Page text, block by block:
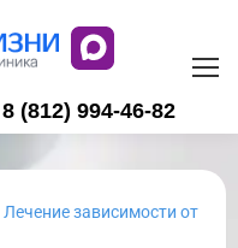
8 (812) 994-46-82
Лечение зависимости от